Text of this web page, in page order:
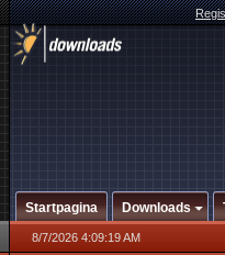
Startpagina Downloads
8/7/2026 4:09:19 AM